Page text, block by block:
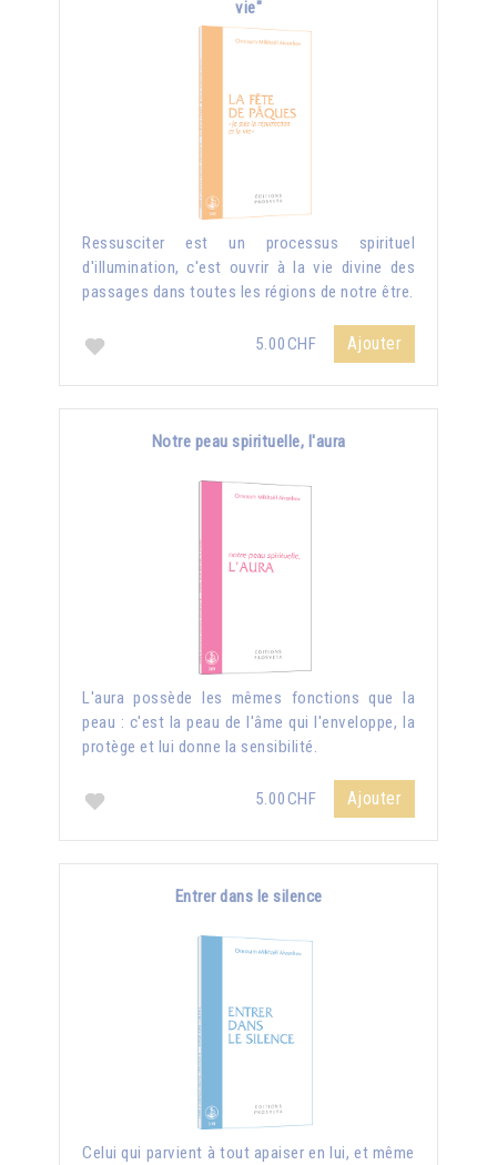
vie"
Ressusciter est un processus spirituel
d'illumination, c'est ouvrir à la vie divine des
passages dans toutes les régions de notre être.
5.00CHF Ajouter
Notre peau spirituelle, l'aura
L'aura possède les mêmes fonctions que la
peau : c'est la peau de l'âme qui l'enveloppe, la
protège et lui donne la sensibilité.
5.00CHF Ajouter
Entrer dans le silence
Celui qui parvient à tout apaiser en lui, et même